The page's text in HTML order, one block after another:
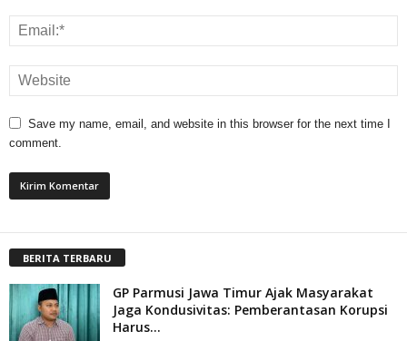
Save my name, email, and website in this browser for the next time I
comment.
BERITA TERBARU
GP Parmusi Jawa Timur Ajak Masyarakat
Jaga Kondusivitas: Pemberantasan Korupsi
Harus...